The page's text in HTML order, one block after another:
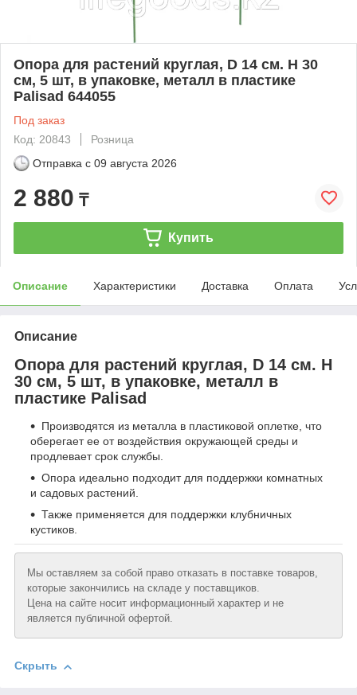
Опора для растений круглая, D 14 см. H 30
см, 5 шт, в упаковке, металл в пластике
Palisad 644055
Под заказ
Код: 20843
Розница
Отправка с 09 августа 2026
2 880 ₸
Купить
Описание Характеристики Доставка Оплата
Описание
Опора для растений круглая, D 14 см. H
30 см, 5 шт, в упаковке, металл в
пластике Palisad
Производятся из металла в пластиковой оплетке, что
оберегает ее от воздействия окружающей среды и
продлевает срок службы.
Опора идеально подходит для поддержки комнатных
и садовых растений.
Также применяется для поддержки клубничных
кустиков.
Мы оставляем за собой право отказать в поставке товаров,
которые закончились на складе у поставщиков.
Цена на сайте носит информационный характер и не
является публичной офертой.
Скрыть